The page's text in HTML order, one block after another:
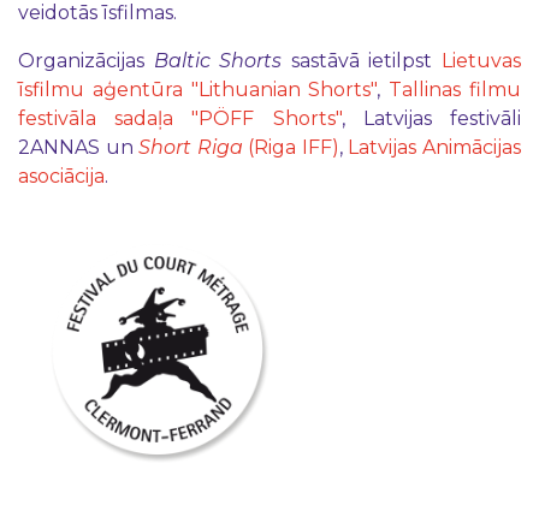
veidotās īsfilmas.
Organizācijas Baltic Shorts sastāvā ietilpst
Lietuvas
īsfilmu aģentūra "Lithuanian Shorts", Tallinas filmu
festivāla sadaļa "PÖFF Shorts", Latvijas festivāli
2ANNAS unShort Riga (Riga IFF), Latvijas Animācijas
asociācija.